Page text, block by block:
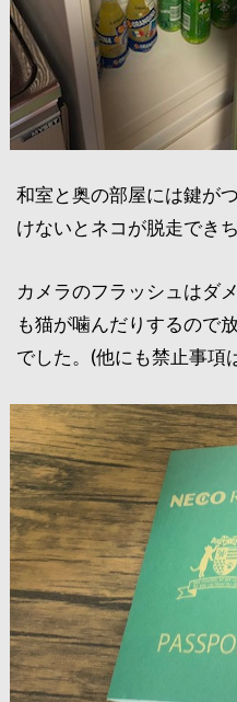
和室と奥の部屋には鍵が
けないとネコが脱走でき
カメラのフラッシュはダ
も猫が噛んだりするので
でした。(他にも禁止事項